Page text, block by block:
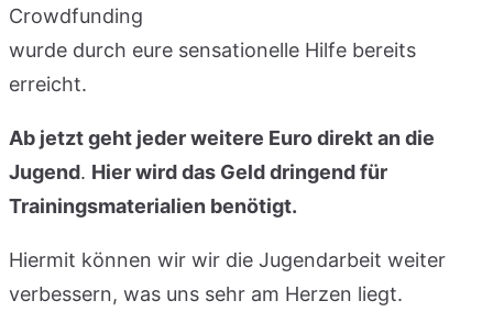
Crowdfunding
wurde durch eure sensationelle Hilfe bereits
erreicht.
Ab jetzt geht jeder weitere Euro direkt an die
Jugend. Hier wird das Geld dringend für
Trainingsmaterialien benötigt.
Hiermit können wir wir die Jugendarbeit weiter
verbessern, was uns sehr am Herzen liegt.